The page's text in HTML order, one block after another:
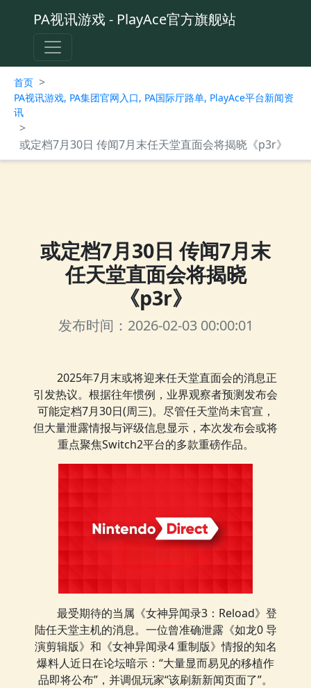
PA视讯游戏 - PlayAce官方旗舰站
首页 >
PA视讯游戏, PA集团官网入口, PA国际厅路单, PlayAce平台新闻资
讯
>
或定档7月30日 传闻7月末任天堂直面会将揭晓《p3r》
或定档7月30日 传闻7月末
任天堂直面会将揭晓
《p3r》
发布时间：2026-02-03 00:00:01
2025年7月末或将迎来任天堂直面会的消息正
引发热议。根据往年惯例，业界观察者预测发布会
可能定档7月30日(周三)。尽管任天堂尚未官宣，
但大量泄露情报与评级信息显示，本次发布会或将
重点聚焦Switch2平台的多款重磅作品。
最受期待的当属《女神异闻录3：Reload》登
陆任天堂主机的消息。一位曾准确泄露《如龙0 导
演剪辑版》和《女神异闻录4 重制版》情报的知名
爆料人近日在论坛暗示：“大量显而易见的移植作
品即将公布”，并调侃玩家“该刷新新闻页面了”。